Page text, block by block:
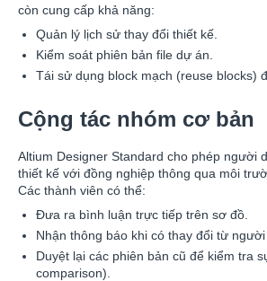
còn cung cấp khả năng:
Quản lý lịch sử thay đổi thiết kế.
Kiểm soát phiên bản file dự án.
Tái sử dụng block mạch (reuse blocks)
Cộng tác nhóm cơ bản
Altium Designer Standard cho phép người
thiết kế với đồng nghiệp thông qua môi
Các thành viên có thể:
Đưa ra bình luận trực tiếp trên sơ đồ.
Nhận thông báo khi có thay đổi từ người
Duyệt lại các phiên bản cũ để kiểm tra
comparison).